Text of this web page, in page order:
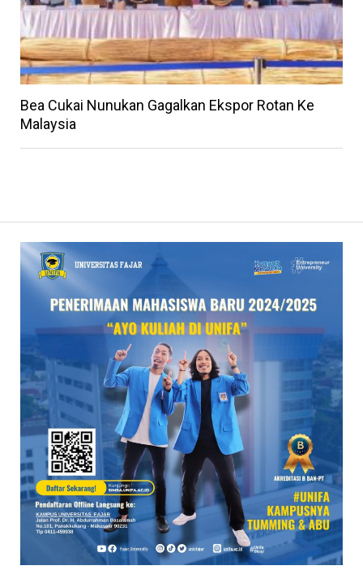
Bea Cukai Nunukan Gagalkan Ekspor Rotan Ke
Malaysia